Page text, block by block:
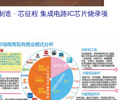
造 · 芯征程 集成电路IC芯片烧录项
术开发新跃升